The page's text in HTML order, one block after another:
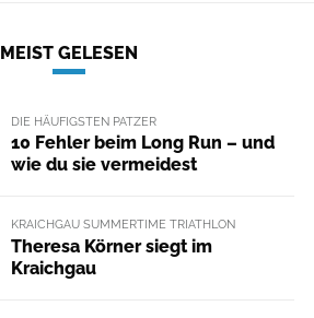
MEIST GELESEN
DIE HÄUFIGSTEN PATZER
10 Fehler beim Long Run – und
wie du sie vermeidest
KRAICHGAU SUMMERTIME TRIATHLON
Theresa Körner siegt im
Kraichgau